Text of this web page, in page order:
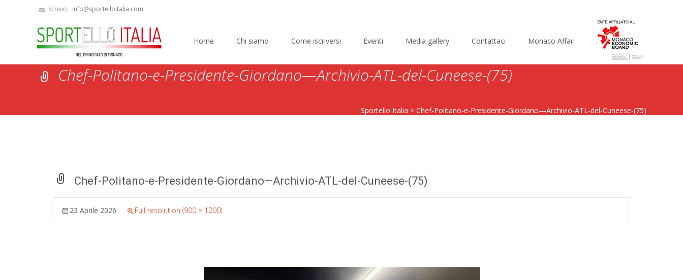
Scrivici : info@sportelloitalia.com
Home Chi siamo Come iscriversi Eventi Media gallery Contattaci Monaco Affari
Chef-Politano-e-Presidente-Giordano—Archivio-ATL-del-Cuneese-(75)
Sportello Italia > Chef-Politano-e-Presidente-Giordano—Archivio-ATL-del-Cuneese-(75)
Chef-Politano-e-Presidente-Giordano—Archivio-ATL-del-Cuneese-(75)
23 Aprile 2026 Full resolution (900 × 1200)